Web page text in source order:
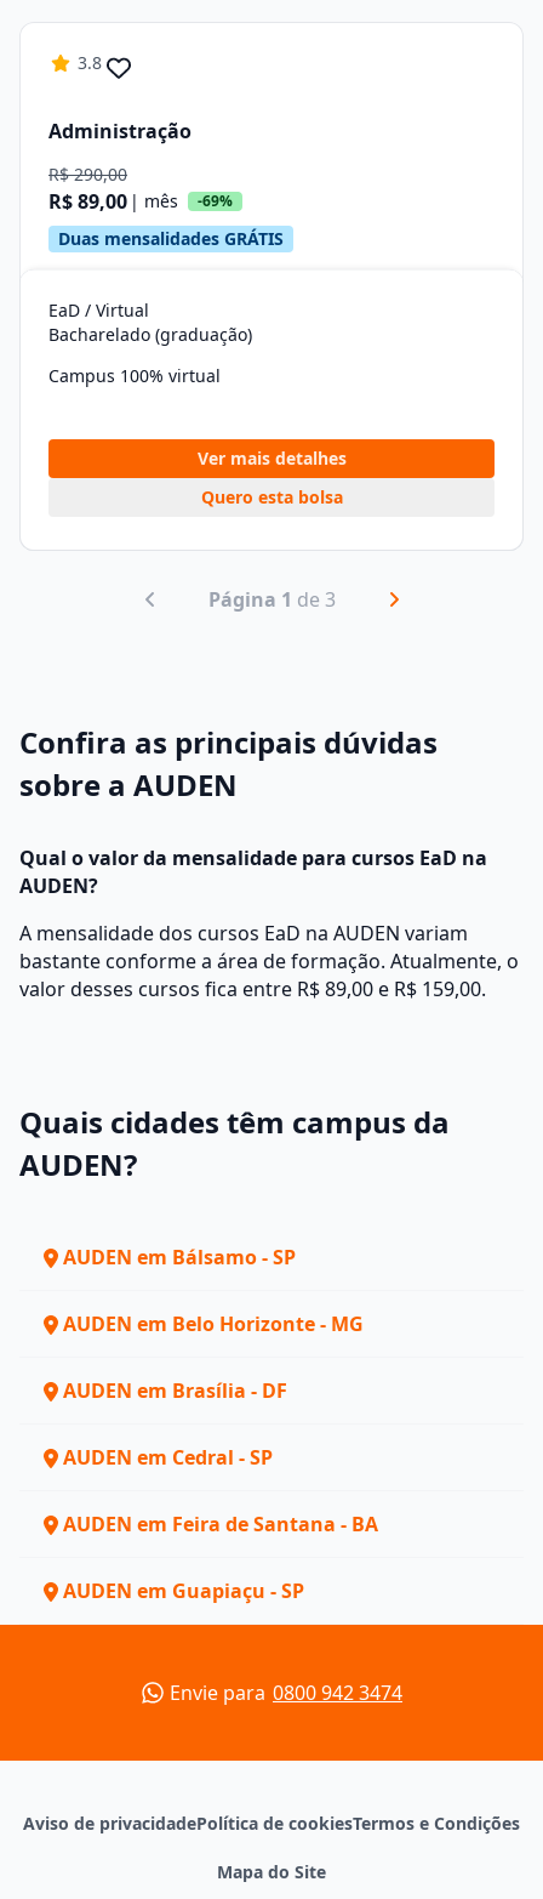
3.8
Administração
R$ 290,00
R$ 89,00 | mês -69%
Duas mensalidades GRÁTIS
EaD / Virtual
Bacharelado (graduação)
Campus 100% virtual
Ver mais detalhes
Quero esta bolsa
Página 1 de 3
Confira as principais dúvidas
sobre a AUDEN
Qual o valor da mensalidade para cursos EaD na
AUDEN?
A mensalidade dos cursos EaD na AUDEN variam
bastante conforme a área de formação. Atualmente, o
valor desses cursos fica entre R$ 89,00 e R$ 159,00.
Quais cidades têm campus da
AUDEN?
AUDEN em Bálsamo - SP
AUDEN em Belo Horizonte - MG
AUDEN em Brasília - DF
AUDEN em Cedral - SP
AUDEN em Feira de Santana - BA
AUDEN em Guapiaçu - SP
Envie para 0800 942 3474
Aviso de privacidadePolítica de cookiesTermos e Condições
Mapa do Site